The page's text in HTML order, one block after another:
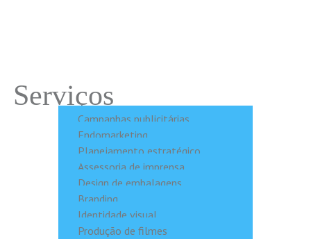
Serviços
Campanhas publicitárias
Endomarketing
Planejamento estratégico
Assessoria de imprensa
Design de embalagens
Branding
Identidade visual
Produção de filmes